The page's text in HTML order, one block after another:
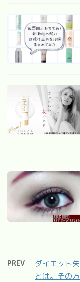
PREV
ダイエット
とは。その